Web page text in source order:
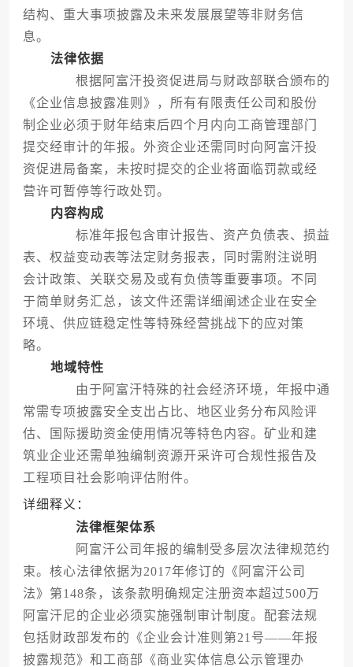
结构、重大事项披露及未来发展展望等非财务信
息。
法律依据
根据阿富汗投资促进局与财政部联合颁布的
《企业信息披露准则》，所有有限责任公司和股份
制企业必须于财年结束后四个月内向工商管理部门
提交经审计的年报。外资企业还需同时向阿富汗投
资促进局备案，未按时提交的企业将面临罚款或经
营许可暂停等行政处罚。
内容构成
标准年报包含审计报告、资产负债表、损益
表、权益变动表等法定财务报表，同时需附注说明
会计政策、关联交易及或有负债等重要事项。不同
于简单财务汇总，该文件还需详细阐述企业在安全
环境、供应链稳定性等特殊经营挑战下的应对策
略。
地域特性
由于阿富汗特殊的社会经济环境，年报中通
常需专项披露安全支出占比、地区业务分布风险评
估、国际援助资金使用情况等特色内容。矿业和建
筑业企业还需单独编制资源开采许可合规性报告及
工程项目社会影响评估附件。
详细释义：
法律框架体系
阿富汗公司年报的编制受多层次法律规范约
束。核心法律依据为2017年修订的《阿富汗公司
法》第148条，该条款明确规定注册资本超过500万
阿富汗尼的企业必须实施强制审计制度。配套法规
包括财政部发布的《企业会计准则第21号——年报
披露规范》和工商部《商业实体信息公示管理办